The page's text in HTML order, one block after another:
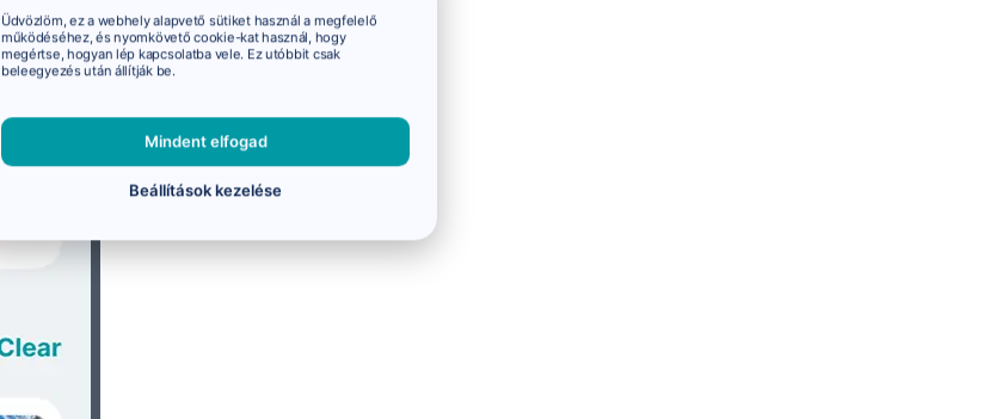
Üdvözlöm, ez a webhely alapvető sütiket használ a megfelelő
működéséhez, és nyomkövető cookie-kat használ, hogy
megértse, hogyan lép kapcsolatba vele. Ez utóbbit csak
beleegyezés után állítják be.
Mindent elfogad
Beállítások kezelése